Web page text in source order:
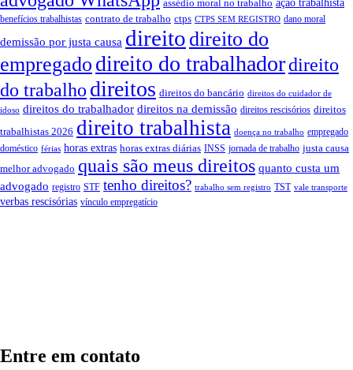
assédio moral no trabalho ação trabalhista
benefícios trabalhistas contrato de trabalho ctps CTPS SEM REGISTRO dano moral
demissão por justa causa direito direito do
empregado direito do trabalhadordireito
do trabalho direitos direitos do bancário direitos do cuidador de
idoso direitos do trabalhador direitos na demissão direitos rescisórios direitos
trabalhistas 2026 direito trabalhista doença no trabalho empregado
doméstico férias horas extras horas extras diárias INSS jornada de trabalho justa causa
melhor advogado quais são meus direitos quanto custa um
advogado registro STF tenho direitos? trabalho sem registro TST vale transporte
verbas rescisórias vínculo empregatício
Entre em contato